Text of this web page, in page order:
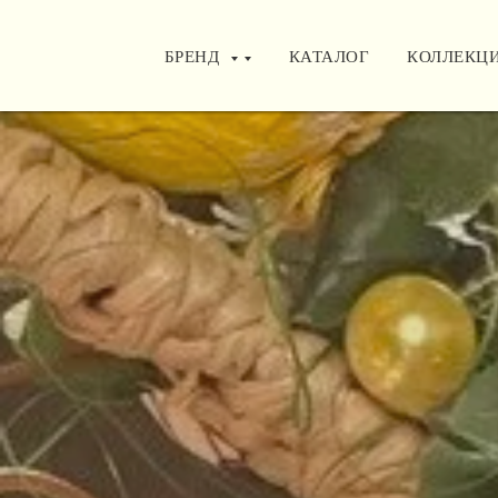
БРЕНД КАТАЛОГ
БРЕНД КАТАЛОГ